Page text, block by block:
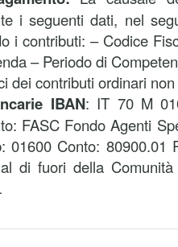
i seguenti dati, nel
i contributi: – Codice
– Periodo di
dei contributi ordinari
IBAN: IT 70 M
FASC Fondo Agenti
01600 Conto: 80900.01
di fuori della Comunità